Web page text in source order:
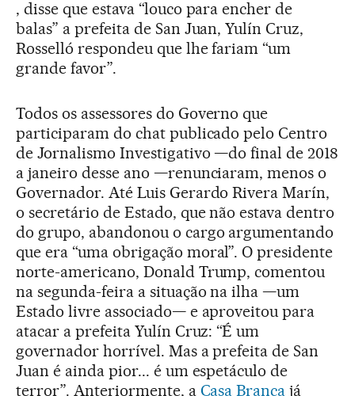
, disse que estava “louco para encher de
balas” a prefeita de San Juan, Yulín Cruz,
Rosselló respondeu que lhe fariam “um
grande favor”.
Todos os assessores do Governo que
participaram do chat publicado pelo Centro
de Jornalismo Investigativo —do final de 2018
a janeiro desse ano —renunciaram, menos o
Governador. Até Luis Gerardo Rivera Marín,
o secretário de Estado, que não estava dentro
do grupo, abandonou o cargo argumentando
que era “uma obrigação moral”. O presidente
norte-americano, Donald Trump, comentou
na segunda-feira a situação na ilha —um
Estado livre associado— e aproveitou para
atacar a prefeita Yulín Cruz: “É um
governador horrível. Mas a prefeita de San
Juan é ainda pior... é um espetáculo de
terror”. Anteriormente, a Casa Branca já